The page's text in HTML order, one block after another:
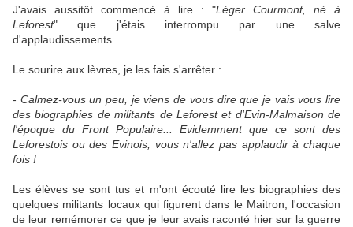
J'avais aussitôt commencé à lire : "Léger Courmont, né à
Leforest" que j'étais interrompu par une salve
d'applaudissements.
Le sourire aux lèvres, je les fais s'arrêter :
- Calmez-vous un peu, je viens de vous dire que je vais vous lire
des biographies de militants de Leforest et d'Evin-Malmaison de
l'époque du Front Populaire... Evidemment que ce sont des
Leforestois ou des Evinois, vous n'allez pas applaudir à chaque
fois !
Les élèves se sont tus et m'ont écouté lire les biographies des
quelques militants locaux qui figurent dans le Maitron, l'occasion
de leur remémorer ce que je leur avais raconté hier sur la guerre